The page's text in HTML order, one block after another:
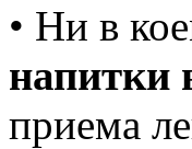
• Ни в
напитки
приема